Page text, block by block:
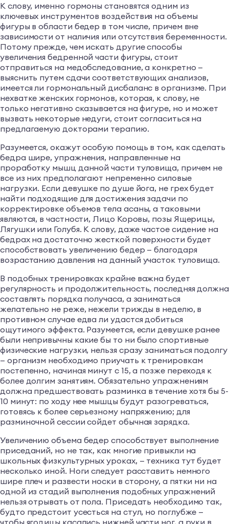
К слову, именно гормоны становятся одним из
ключевых инструментов воздействия на объемы
фигуры в области бедер в том числе, причем вне
зависимости от наличия или отсутствия беременности.
Потому прежде, чем искать другие способы
увеличения бедренной части фигуры, стоит
отправиться на медобследование, а конкретно —
выяснить путем сдачи соответствующих анализов,
имеется ли гормональный дисбаланс в организме. При
нехватке женских гормонов, которая, к слову, не
только негативно сказывается на фигуре, но и может
вызвать некоторые недуги, стоит согласиться на
предлагаемую докторами терапию.
Разумеется, окажут особую помощь в том, как сделать
бедра шире, упражнения, направленные на
проработку мышц данной части туловища, причем не
все из них предполагают непременно силовые
нагрузки. Если девушке по душе йога, не грех будет
найти подходящие для достижения задачи по
корректировке объемов тела асаны, а таковыми
являются, в частности, Лицо Коровы, позы Ящерицы,
Лягушки или Голубя. К слову, даже частое сидение на
бедрах на достаточно жесткой поверхности будет
способствовать увеличению бедер — благодаря
возрастанию давления на данный участок туловища.
В подобных тренировках крайне важна будет
регулярность и продолжительность, последняя должна
составлять порядка получаса, а заниматься
желательно не реже, нежели трижды в неделю, в
противном случае едва ли удастся добиться
ощутимого эффекта. Разумеется, если девушке ранее
были непривычны какие бы то ни было спортивные
физические нагрузки, нельзя сразу заниматься подолгу
— организм необходимо приучать к тренировкам
постепенно, начиная минут с 15, а позже переходя к
более долгим занятиям. Обязательно упражнениям
должна предшествовать разминка в течение хотя бы 5-
10 минут: по ходу нее мышцы будут разогреваться,
готовясь к более серьезному напряжению; для
разминочной сессии сойдет обычная зарядка.
Увеличению объема бедер способствует выполнение
приседаний, но не так, как многие привыкли на
школьных физкультурных уроках, — техника тут будет
несколько иной. Ноги следует расставить немного
шире плеч и развести носки в сторону, а пятки ни на
одной из стадий выполнения подобных упражнений
нельзя отрывать от пола. Приседать необходимо так,
будто предстоит усесться на стул, но поглубже —